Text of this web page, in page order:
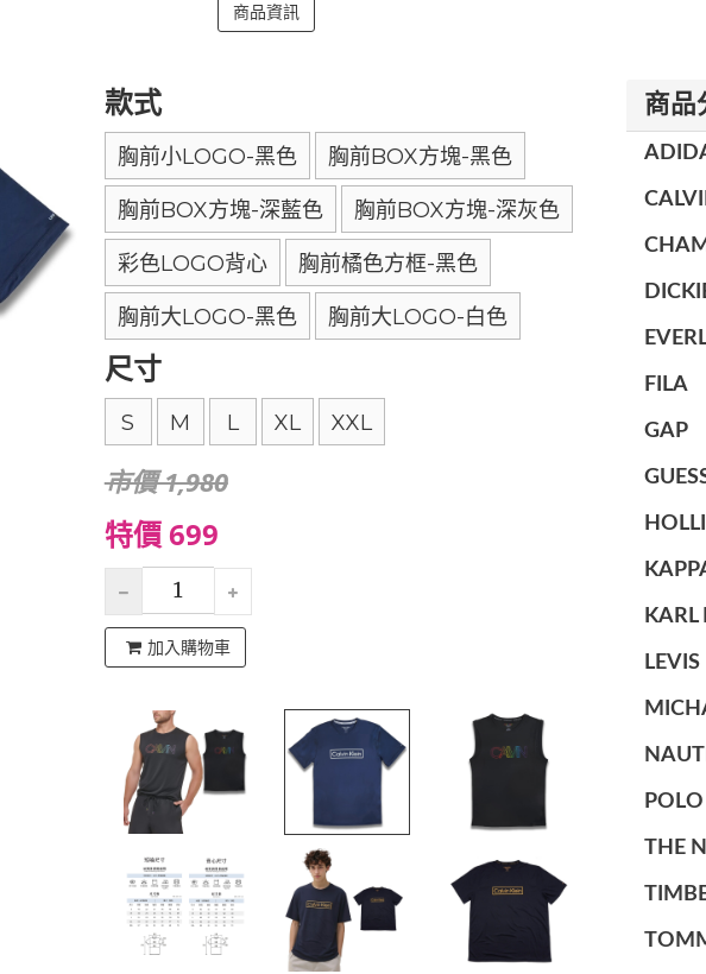
商品資訊
款式
胸前小LOGO-黑色 胸前BOX方塊-黑色
胸前BOX方塊-深藍色 胸前BOX方塊-深灰色
彩色LOGO背心 胸前橘色方框-黑色
胸前大LOGO-黑色 胸前大LOGO-白色
尺寸
S M L XL XXL
市價 1,980
特價 699
加入購物車
商品
FILA
GAP
KARL
LEVIS
THE